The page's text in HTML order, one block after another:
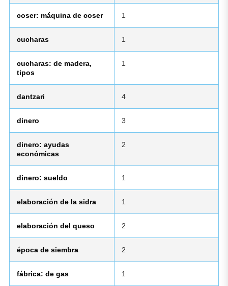
coser: máquina de coser 1
cucharas 1
cucharas: de madera,
tipos
1
dantzari 4
dinero 3
dinero: ayudas
económicas
2
dinero: sueldo 1
elaboración de la sidra 1
elaboración del queso 2
época de siembra 2
fábrica: de gas 1